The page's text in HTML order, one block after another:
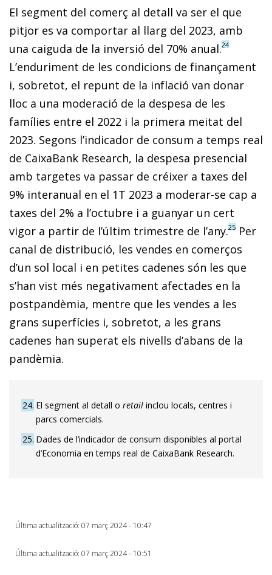
El segment del comerç al detall va ser el que
pitjor es va comportar al llarg del 2023, amb
una caiguda de la inversió del 70% anual.24
L’enduriment de les condicions de finançament
i, sobretot, el repunt de la inflació van donar
lloc a una moderació de la despesa de les
famílies entre el 2022 i la primera meitat del
2023. Segons l’indicador de consum a temps real
de CaixaBank Research, la despesa presencial
amb targetes va passar de créixer a taxes del
9% interanual en el 1T 2023 a moderar-se cap a
taxes del 2% a l’octubre i a guanyar un cert
vigor a partir de l’últim trimestre de l’any.25 Per
canal de distribució, les vendes en comerços
d’un sol local i en petites cadenes són les que
s’han vist més negativament afectades en la
postpandèmia, mentre que les vendes a les
grans superfícies i, sobretot, a les grans
cadenes han superat els nivells d’abans de la
pandèmia.
24 El segment al detall o retail inclou locals, centres i
parcs comercials.
25 Dades de l’indicador de consum disponibles al portal
d’Economia en temps real de CaixaBank Research.
Última actualització: 07 març 2024 - 10:47
Última actualització: 07 març 2024 - 10:51